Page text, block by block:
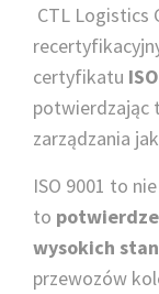
CTL Logistics
certyfikatu
potwierdzając
zarządzania
ISO 9001 to
to
wysokich
przewozów